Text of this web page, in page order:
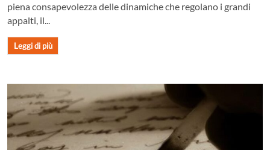
piena consapevolezza delle dinamiche che regolano i grandi
appalti, il...
Leggi di più